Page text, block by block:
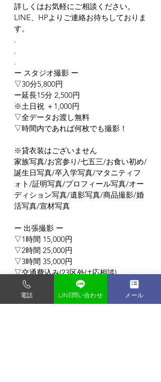
詳しくはお気軽にご相談ください。
LINE、HPよりご連絡お待ちしておりま
す。
.
.
.
ー スタジオ撮影 ー
▽30分5,800円
ー延長15分 2,500円
※土日祝 ＋1,000円
▽全データお渡し無料
▽時間内であれば何枚でも撮影！
※貸衣装はございません
家族写真/お宮参り/七五三/お食い初め/
誕生日写真/卒入学写真/マタニティフ
ォト/証明写真/プロフィール写真/オー
ディション写真/遺影写真/商品撮影/婚
活写真/宣材写真
ー 出張撮影 ー
▽1時間 15,000円
▽2時間 25,000円
▽3時間 35,000円
▽交通費込み(23区外は応相談)
▽時間内お写真何枚でもOK！
▽全データお渡し無料！
ロケーション撮影/企業様向けビジネス
電話 LINE問い合わせ メール